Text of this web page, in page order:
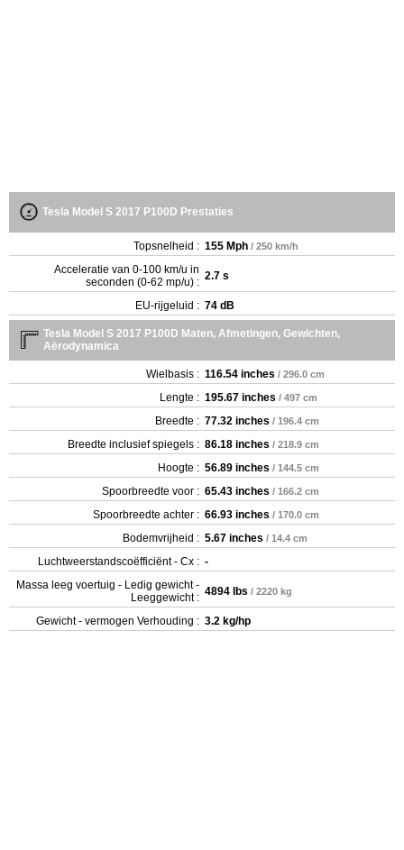
Tesla Model S 2017 P100D Prestaties
Topsnelheid : 155 Mph / 250 km/h
Acceleratie van 0-100 km/u in
seconden (0-62 mp/u) : 2.7 s
EU-rijgeluid : 74 dB
Tesla Model S 2017 P100D Maten, Afmetingen, Gewichten,
Aërodynamica
Wielbasis : 116.54 inches / 296.0 cm
Lengte : 195.67 inches / 497 cm
Breedte : 77.32 inches / 196.4 cm
Breedte inclusief spiegels : 86.18 inches / 218.9 cm
Hoogte : 56.89 inches / 144.5 cm
Spoorbreedte voor : 65.43 inches / 166.2 cm
Spoorbreedte achter : 66.93 inches / 170.0 cm
Bodemvrijheid : 5.67 inches / 14.4 cm
Luchtweerstandscoëfficiënt - Cx : -
Massa leeg voertuig - Ledig gewicht -
Leeggewicht : 4894 lbs / 2220 kg
Gewicht - vermogen Verhouding : 3.2 kg/hp